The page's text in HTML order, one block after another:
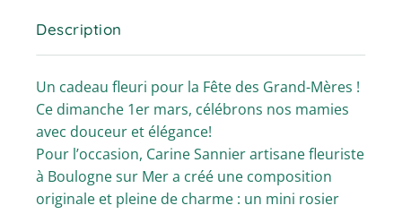
Description
Un cadeau fleuri pour la Fête des Grand-Mères !
Ce dimanche 1er mars, célébrons nos mamies
avec douceur et élégance!
Pour l’occasion, Carine Sannier artisane fleuriste
à Boulogne sur Mer a créé une composition
originale et pleine de charme : un mini rosier